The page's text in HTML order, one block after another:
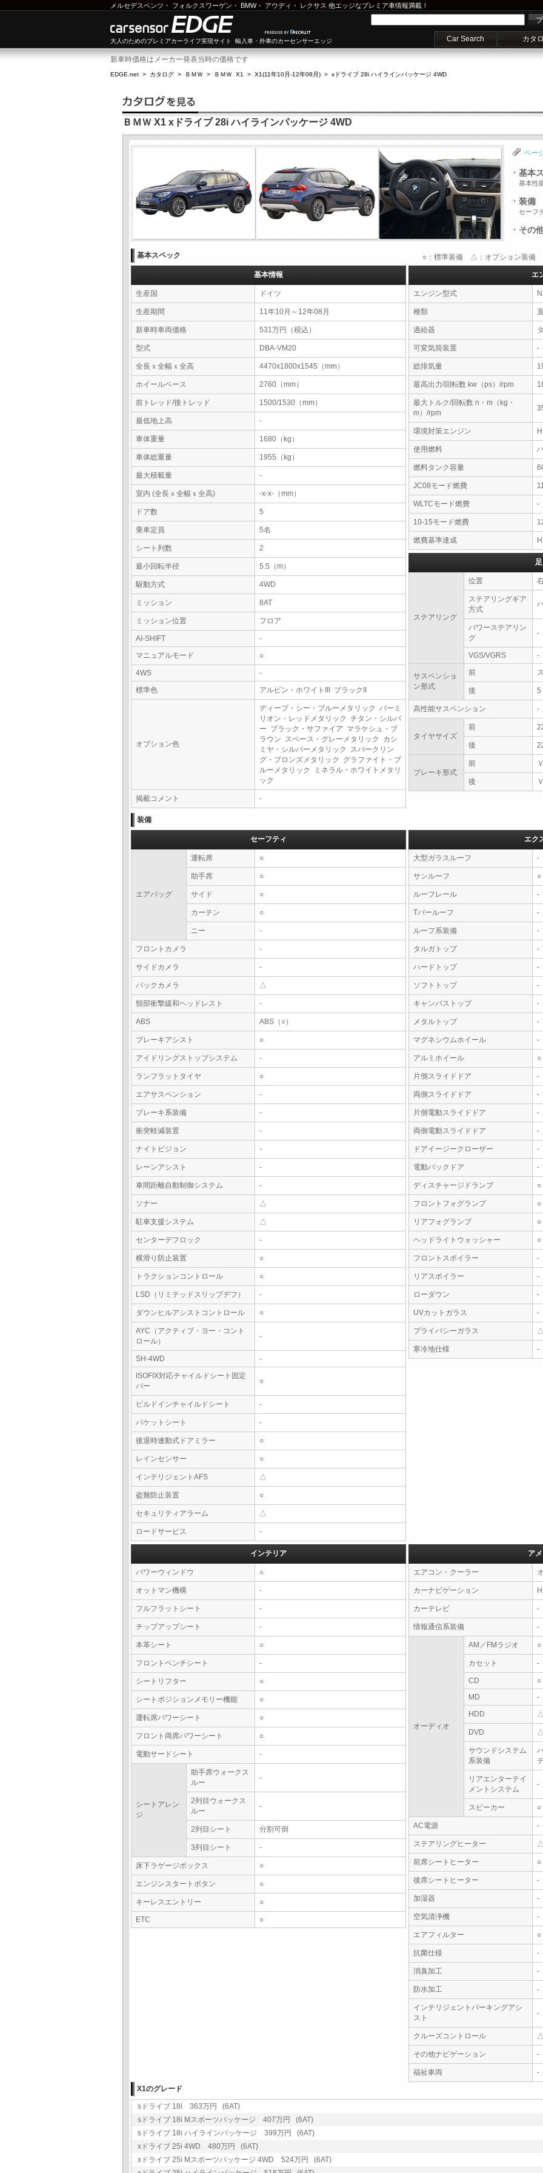
メルセデスベンツ ・ フォルクスワーゲン ・ BMW・ アウディ ・ レクサス 他エッジなプレミア車情報満載！
大人のためのプレミアカーライフ実現サイト 輸入車・外車のカーセンサーエッジ Car Search カタ
新車時価格はメーカー発表当時の価格です
EDGE.net > カタログ > ＢＭＷ > ＢＭＷ X1 > X1(11年10月-12年08月) > xドライブ 28i ハイラインパッケージ 4WD
ＢＭＷ X1 xドライブ 28i ハイラインパッケージ 4WD
ペー
基本
基本性
装備
セーフ
その
基本スペック ○：標準装備 △：オプション装備 -
基本情報
生産国 ドイツ
生産期間 11年10月～12年08月
新車時車両価格 531万円（税込）
型式 DBA-VM20
全長ｘ全幅ｘ全高 4470x1800x1545（mm）
ホイールベース 2760（mm）
前トレッド/後トレッド 1500/1530（mm）
最低地上高 -
車体重量 1680（kg）
車体総重量 1955（kg）
最大積載量 -
室内 (全長ｘ全幅ｘ全高) -x-x-（mm）
ドア数 5
乗車定員 5名
シート列数 2
最小回転半径 5.5（m）
駆動方式 4WD
ミッション 8AT
ミッション位置 フロア
AI-SHIFT
-
マニュアルモード
○
4WS
-
標準色
アルピン・ホワイトIII ブラックII
オプション色
ディープ・シー・ブルーメタリック バーミ
リオン・レッドメタリック チタン・シルバ
ー ブラック・サファイア マラケシュ・ブ
ラウン スペース・グレーメタリック カシ
ミヤ・シルバーメタリック スパークリン
グ・ブロンズメタリック グラファイト・ブ
ルーメタリック ミネラル・ホワイトメタリ
ック
掲載コメント -
エ
エンジン型式
種類
過給器
可変気筒装置 -
総排気量
最高出力/回転数 kw（ps）/rpm
最大トルク/回転数 n・m（kg・
m）/rpm
環境対策エンジン
使用燃料
燃料タンク容量
JC08モード燃費
WLTCモード燃費 -
10-15モード燃費
燃費基準達成
ステアリング
位置
ステアリングギア
方式
パワーステアリン
グ
-
VGS/VGRS -
サスペンショ
ン形式
前
後 5
高性能サスペンション -
タイヤサイズ
前
後
ブレーキ形式
前
後
装備
セーフティ
エアバッグ
運転席 ○
助手席 ○
サイド ○
カーテン ○
ニー -
フロントカメラ -
サイドカメラ -
バックカメラ △
頸部衝撃緩和ヘッドレスト -
ABS ABS（○）
ブレーキアシスト ○
アイドリングストップシステム -
ランフラットタイヤ ○
エアサスペンション -
ブレーキ系装備 -
衝突軽減装置 -
ナイトビジョン -
レーンアシスト -
車間距離自動制御システム -
ソナー △
駐車支援システム △
センターデフロック -
横滑り防止装置 ○
トラクションコントロール ○
LSD（リミテッドスリップデフ） -
ダウンヒルアシストコントロール ○
AYC（アクティブ・ヨー・コント
ロール）
-
SH-4WD
-
ISOFIX対応チャイルドシート固定
バー
○
ビルドインチャイルドシート -
バケットシート -
後退時連動式ドアミラー ○
レインセンサー ○
インテリジェントAFS △
盗難防止装置 ○
セキュリティアラーム △
ロードサービス -
エク
大型ガラスルーフ -
サンルーフ ○
ルーフレール -
Tバールーフ -
ルーフ系装備 -
タルガトップ -
ハードトップ -
ソフトトップ -
キャンバストップ -
メタルトップ -
マグネシウムホイール -
アルミホイール ○
片側スライドドア -
両側スライドドア -
片側電動スライドドア -
両側電動スライドドア -
ドアイージークローザー -
電動バックドア -
ディスチャージドランプ ○
フロントフォグランプ ○
リアフォグランプ ○
ヘッドライトウォッシャー ○
フロントスポイラー -
リアスポイラー -
ローダウン -
UVカットガラス -
プライバシーガラス
寒冷地仕様 -
インテリア
パワーウィンドウ ○
オットマン機構 -
フルフラットシート -
チップアップシート -
本革シート ○
フロントベンチシート -
シートリフター ○
シートポジションメモリー機能 ○
運転席パワーシート ○
フロント両席パワーシート ○
電動サードシート -
シートアレン
ジ
助手席ウォークス
ルー
-
2列目ウォークス
ルー
-
2列目シート 分割可倒
3列目シート -
床下ラゲージボックス ○
エンジンスタートボタン ○
キーレスエントリー ○
ETC ○
ア
エアコン・クーラー
カーナビゲーション
カーテレビ -
情報通信系装備 -
オーディオ
AM／FMラジオ ○
カセット -
CD
○
MD
-
HDD
DVD
サウンドシステム
系装備
リアエンターテイ
メントシステム
-
スピーカー ○
AC電源 -
ステアリングヒーター
前席シートヒーター ○
後席シートヒーター -
加湿器 -
空気清浄機 -
エアフィルター ○
抗菌仕様 -
消臭加工 -
防水加工 -
インテリジェントパーキングアシ
スト
-
クルーズコントロール
その他ナビゲーション -
福祉車両
-
X1のグレード
sドライブ 18i 363万円 (6AT)
sドライブ 18i Mスポーツパッケージ 407万円 (6AT)
sドライブ 18i ハイラインパッケージ 399万円 (6AT)
xドライブ 25i 4WD 480万円 (6AT)
xドライブ 25i Mスポーツパッケージ 4WD 524万円 (6AT)